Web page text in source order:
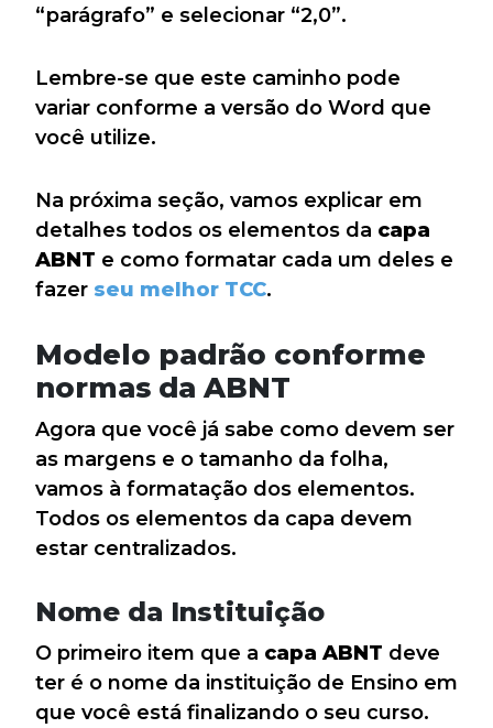
“parágrafo” e selecionar “2,0”.
Lembre-se que este caminho pode
variar conforme a versão do Word que
você utilize.
Na próxima seção, vamos explicar em
detalhes todos os elementos da capa
ABNT e como formatar cada um deles e
fazer seu melhor TCC.
Modelo padrão conforme
normas da ABNT
Agora que você já sabe como devem ser
as margens e o tamanho da folha,
vamos à formatação dos elementos.
Todos os elementos da capa devem
estar centralizados.
Nome da Instituição
O primeiro item que a capa ABNT deve
ter é o nome da instituição de Ensino em
que você está finalizando o seu curso.